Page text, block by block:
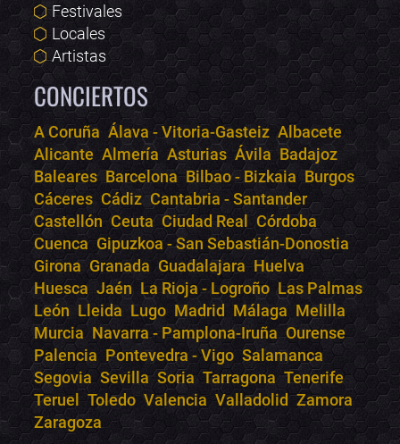
Festivales
Locales
Artistas
CONCIERTOS
A Coruña Álava - Vitoria-Gasteiz Albacete
Alicante Almería Asturias Ávila Badajoz
Baleares Barcelona Bilbao - Bizkaia Burgos
Cáceres Cádiz Cantabria - Santander
Castellón Ceuta Ciudad Real
Córdoba
Cuenca Gipuzkoa - San Sebastián-Donostia
Girona Granada Guadalajara Huelva
Huesca Jaén La Rioja - Logroño Las Palmas
León Lleida Lugo Madrid Málaga Melilla
Murcia Navarra - Pamplona-Iruña Ourense
Palencia Pontevedra - Vigo Salamanca
Segovia Sevilla Soria Tarragona Tenerife
Teruel
Toledo Valencia Valladolid Zamora
Zaragoza
Bololoco · conciertos.club
Online · Te ayudo a encontrar conciertos